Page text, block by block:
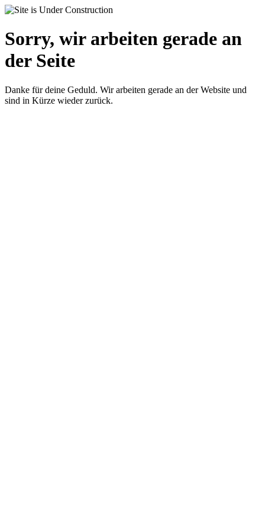
Sorry, wir arbeiten gerade an
der Seite
Danke für deine Geduld. Wir arbeiten gerade an der Website und
sind in Kürze wieder zurück.